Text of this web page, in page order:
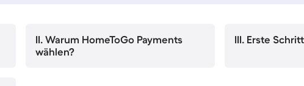
II. Warum HomeToGo Payments
wählen?
III. Erste